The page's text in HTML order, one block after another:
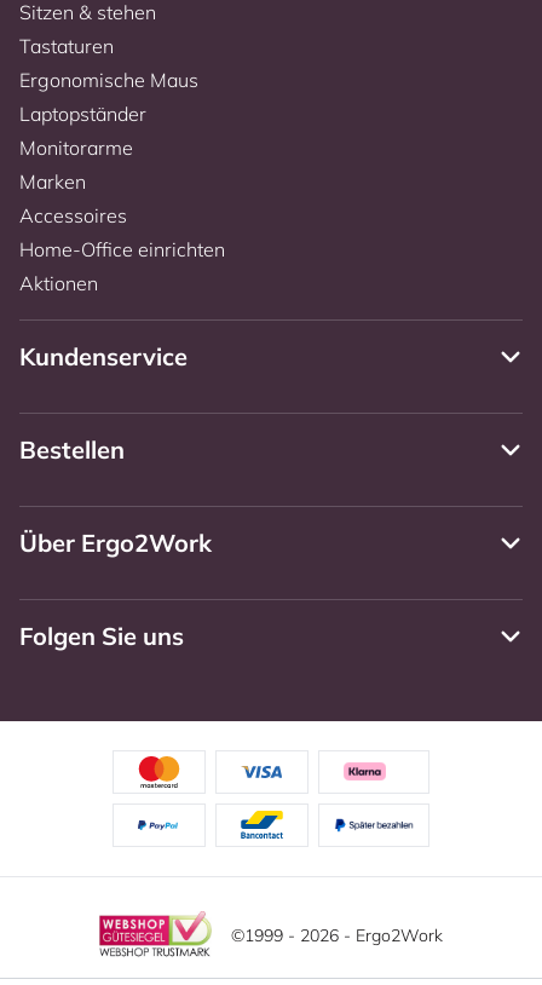
Sitzen & stehen
Tastaturen
Ergonomische Maus
Laptopständer
Monitorarme
Marken
Accessoires
Home-Office einrichten
Aktionen
Kundenservice
Bestellen
Über Ergo2Work
Folgen Sie uns
©1999 - 2026 - Ergo2Work